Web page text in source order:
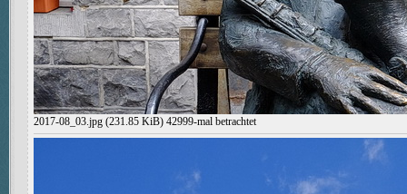
2017-08_03.jpg (231.85 KiB) 42999-mal betrachtet